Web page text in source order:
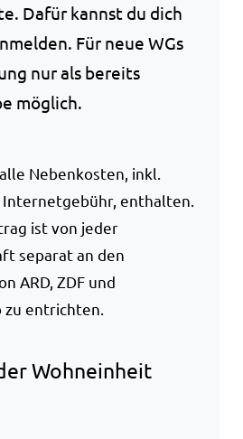
Dafür kannst du dich
Für neue WGs
nur als bereits
möglich.
Nebenkosten, inkl.
enthalten.
ist von jeder
separat an den
ARD, ZDF und
entrichten.
Wohneinheit